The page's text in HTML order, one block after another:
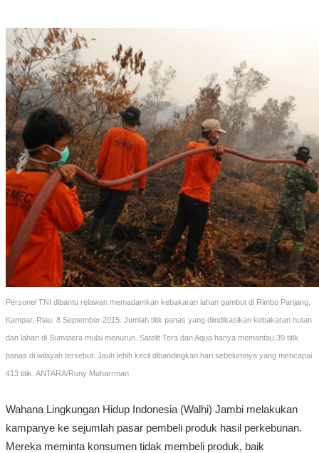
Personel TNI dibantu relawan memadamkan kebakaran lahan gambut di Rimbo Panjang,
Kampar, Riau, 8 September 2015. Jumlah titik panas yang diindikasikan kebakaran hutan
dan lahan di Sumatera mulai menurun. Satelit Tera dan Aqua hanya memantau 39 titik
panas di wilayah tersebut. Jauh lebih kecil dibandingkan hari sebelumnya yang mencapai
413 titik. ANTARA/Rony Muharrman
Wahana Lingkungan Hidup Indonesia (Walhi) Jambi melakukan
kampanye ke sejumlah pasar pembeli produk hasil perkebunan.
Mereka meminta konsumen tidak membeli produk, baik